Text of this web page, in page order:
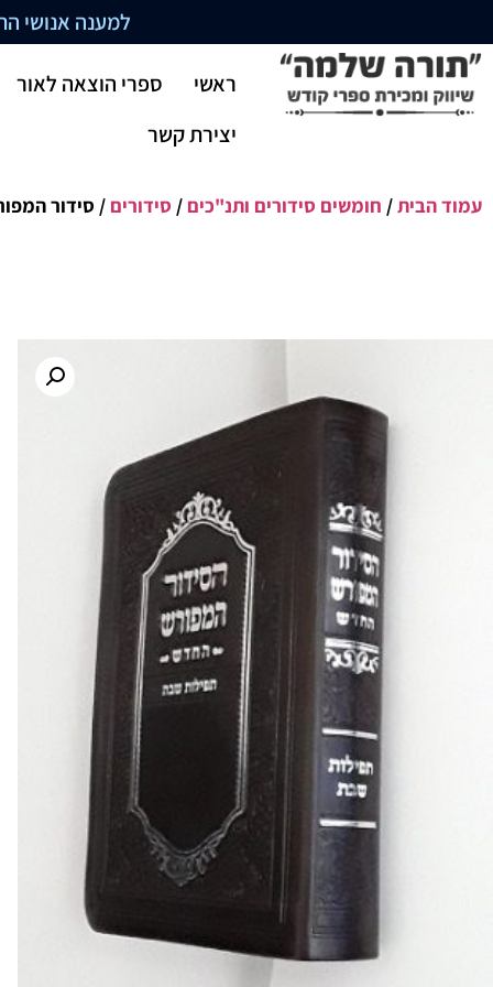
למענה אנושי התקשרו
ראשי
ספרי הוצאה לאור
יצירת קשר
עמוד הבית/ חומשים סידורים ותנ"כים / סידורים / סידור